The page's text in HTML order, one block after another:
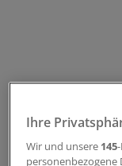
Ihre
Wir und unsere 145